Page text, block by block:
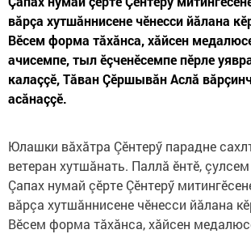
вăрçа хутшăннисене чӗнесси йăлана
Вӗсем форма тăхăнса, хăйсен
ачисемпе, тыл ӗçченӗсемпе пӗрле
калаççӗ, Тăван Çӗршывăн Аслă
асăнаççӗ.
Юлашки вăхăтра Çӗнтерӳ парадне
ветеран хутшăнать. Паллă ӗнтӗ,
Çапах нумай çӗрте Çӗнтерӳ
вăрçа хутшăннисене чӗнесси йăлана
Вӗсем форма тăхăнса, хăйсен